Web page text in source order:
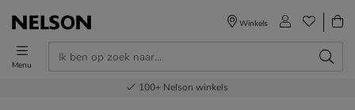
Menu
Winkels
Voor 23.00u besteld,volgende dag in huis
Gratisverzending en retour
Bestel nu,betaal later
100+ Nelson winkels